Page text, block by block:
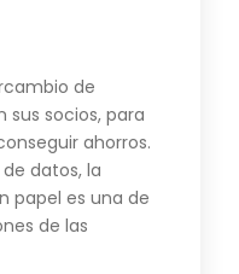
de
socios, para
ahorros.
datos, la
papel es una de
de las